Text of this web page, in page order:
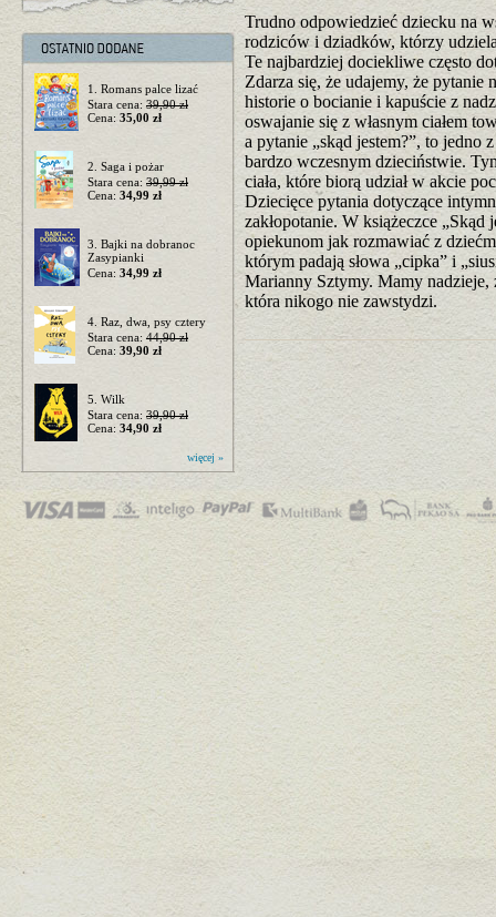
1. Romans palce lizać
Stara cena: 39,90 zł
Cena: 35,00 zł
2. Saga i pożar
Stara cena: 39,99 zł
Cena: 34,99 zł
3. Bajki na dobranoc
Zasypianki
Cena: 34,99 zł
4. Raz, dwa, psy cztery
Stara cena: 44,90 zł
Cena: 39,90 zł
5. Wilk
Stara cena: 39,90 zł
Cena: 34,90 zł
więcej »
Trudno odpowiedzieć dziecku na
rodziców i dziadków, którzy
Te najbardziej dociekliwe często
Zdarza się, że udajemy, że pytanie
historie o bocianie i kapuście z
oswajanie się z własnym ciałem
a pytanie „skąd jestem?”, to jedno
bardzo wczesnym dzieciństwie.
ciała, które biorą udział w akcie
Dziecięce pytania dotyczące
zakłopotanie. W książeczce
opiekunom jak rozmawiać z
którym padają słowa „cipka” i
Marianny Sztymy. Mamy nadzieje,
która nikogo nie zawstydzi.